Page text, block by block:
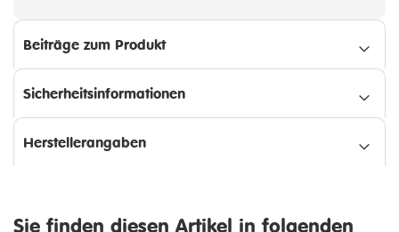
Beiträge zum Produkt
Sicherheitsinformationen
Herstellerangaben
Sie finden diesen Artikel in folgenden